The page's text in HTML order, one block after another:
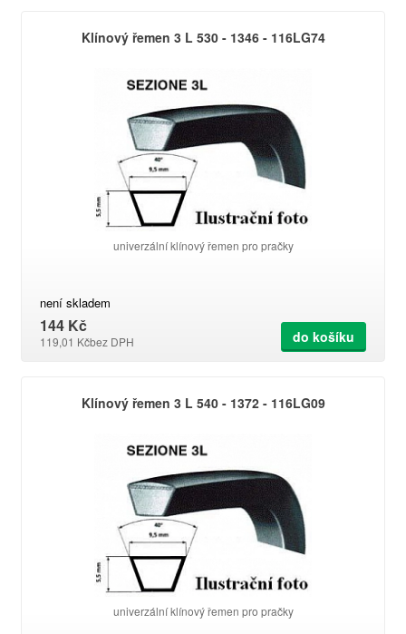
Klínový řemen 3 L 530 - 1346 - 116LG74
univerzální klínový řemen pro pračky
není skladem
144 Kč
119,01 Kčbez DPH do košíku
Klínový řemen 3 L 540 - 1372 - 116LG09
univerzální klínový řemen pro pračky